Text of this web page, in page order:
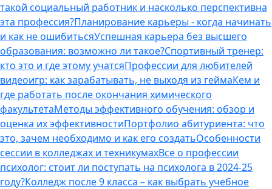
такой социальный работник и насколько перспективна
эта профессия?Планирование карьеры - когда начинать
и как не ошибитьсяУспешная карьера без высшего
образования: возможно ли такое?Спортивный тренер:
кто это и где этому учатсяПрофессии для любителей
видеоигр: как зарабатывать, не выходя из геймаКем и
где работать после окончания химического
факультетаМетоды эффективного обучения: обзор и
оценка их эффективностиПортфолио абитуриента: что
это, зачем необходимо и как его создатьОсобенности
сессии в колледжах и техникумахВсе о профессии
психолог: стоит ли поступать на психолога в 2024-25
году?Колледж после 9 класса – как выбрать учебное